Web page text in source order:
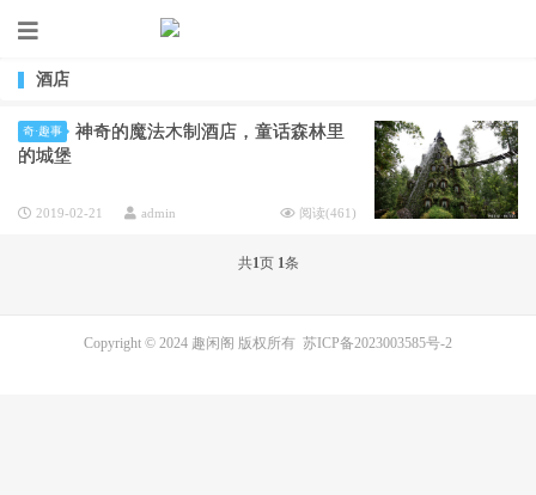
酒店
奇·趣事
神奇的魔法木制酒店，童话森林里
的城堡
2019-02-21 admin 阅读(461 )
共1页 1条
Copyright © 2024 趣闲阁 版权所有 苏ICP备2023003585号-2